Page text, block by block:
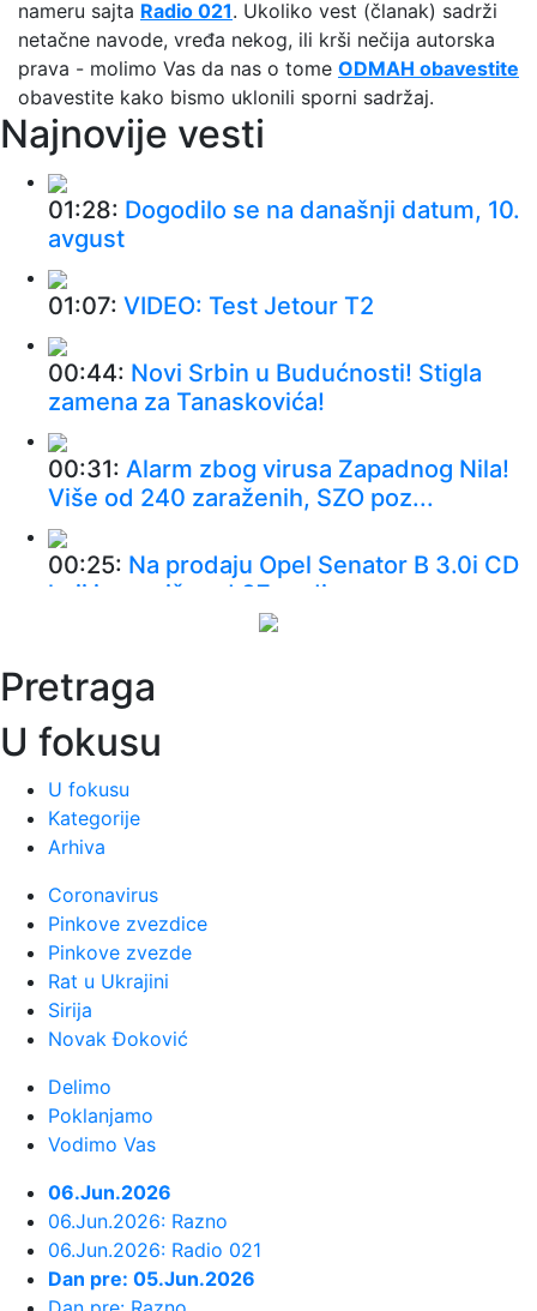
nameru sajta Radio 021. Ukoliko vest (članak) sadrži
netačne navode, vređa nekog, ili krši nečija autorska
prava - molimo Vas da nas o tome ODMAH obavestite
obavestite kako bismo uklonili sporni sadržaj.
Najnovije vesti
01:28: Dogodilo se na današnji datum, 10.
avgust
01:07: VIDEO: Test Jetour T2
00:44: Novi Srbin u Budućnosti! Stigla
zamena za Tanaskovića!
00:31: Alarm zbog virusa Zapadnog Nila!
Više od 240 zaraženih, SZO poz...
00:25: Na prodaju Opel Senator B 3.0i CD
koji je za više od 37 godina p...
00:01:On će biti pomoćnik predsednika
SAD u Beloj kući
23:58:Petnaestogodišnjakinja
osumnjičena za napad na devojku (18):
Pr...
23:57: Markes posle sedmog mesta:
"Dovoljno sam se borio u karijeri"
23:53:DRAGOJEVIĆ BAŠ NEMA SREĆE:
Penal, žuti karton i kraj već na ...
23:46:Trabzonu porasli apetiti – Salahu
23:45:Rusi se povlače; Posle 18 meseci
pao dogovor
Pretraga
U fokusu
U fokusu
Kategorije
Arhiva
Coronavirus
Pinkove zvezdice
Pinkove zvezde
Rat u Ukrajini
Sirija
Novak Đoković
Delimo
Poklanjamo
Vodimo Vas
06.Jun.2026
06.Jun.2026: Razno
06.Jun.2026: Radio 021
Dan pre: 05.Jun.2026